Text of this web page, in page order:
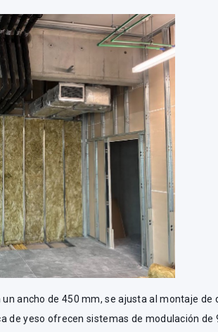
un ancho de 450 mm, se ajusta al montaje de
de yeso ofrecen sistemas de modulación de